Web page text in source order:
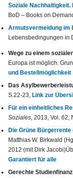
Soziale Nachhaltigkeit.
BoD – Books on
Armutsvermeidung im
Lebensbedingungen in
Wege zu einem
Europa ist möglich.
und Bestellmöglichkeit
Das
S.22-23, Link zur
Für ein einheitliches
Soziales, 2013, Vol. 62,
Die Grüne
Matthias W. Birkwald
2012 (mit Dirk
Garantiert für alle
Gerechte